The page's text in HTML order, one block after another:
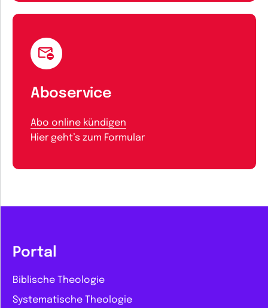
Aboservice
Abo online kündigen
Hier geht’s zum Formular
Portal
Biblische Theologie
Systematische Theologie